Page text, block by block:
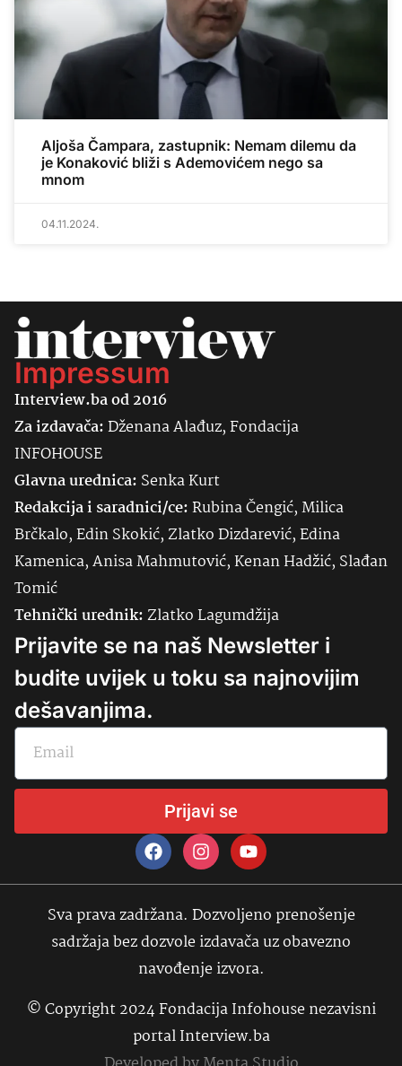
Aljoša Čampara, zastupnik: Nemam dilemu da
je Konaković bliži s Ademovićem nego sa
mnom
04.11.2024.
Impressum
Interview.ba od 2016
Za izdavača:Dženana Alađuz, Fondacija
INFOHOUSE
Glavna urednica: SenkaKurt
Redakcija i saradnici/ce:Rubina Čengić, Milica
Brčkalo, Edin Skokić, Zlatko Dizdarević, Edina
Kamenica, Anisa Mahmutović, Kenan Hadžić, Slađan
Tomić
Tehnički urednik:Zlatko Lagumdžija
Prijavite se na naš Newsletter i
budite uvijek u toku sa najnovijim
dešavanjima.
Prijavi se
Sva prava zadržana. Dozvoljeno prenošenje
sadržaja bez dozvole izdavača uz obavezno
navođenje izvora.
© Copyright 2024 Fondacija Infohouse nezavisni
portal Interview.ba